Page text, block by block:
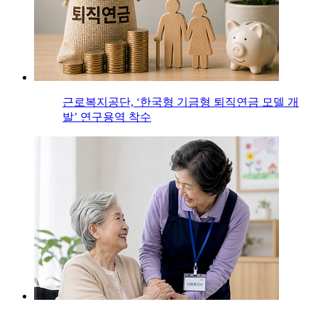
근로복지공단, ‘한국형 기금형 퇴직연금 모델 개
발’ 연구용역 착수